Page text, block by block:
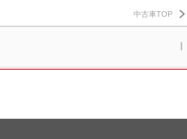
中古車TOP